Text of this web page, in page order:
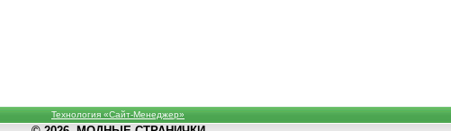
Технология «Сайт-Менеджер»